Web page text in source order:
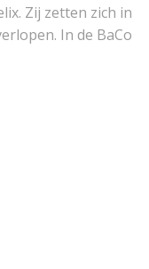
Zij zetten zich in
In de BaCo